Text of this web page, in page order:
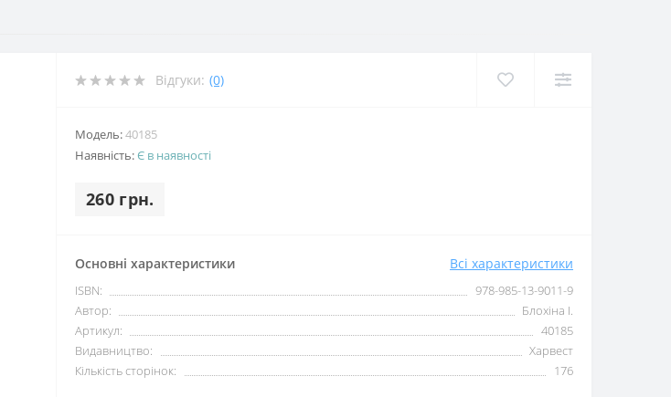
Відгуки: (0)
Модель:40185
Наявність:Є в наявності
260 грн.
Основні характеристики Всі характеристики
ISBN:
978-985-13-9011-9
Автор:
Блохіна І.
Артикул:
40185
Видавництво:
Харвест
Кількість сторінок:
176